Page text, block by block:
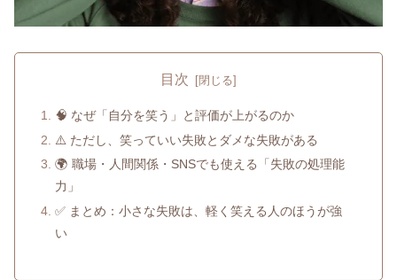
目次
🧠 なぜ「自分を笑う」と評価が上がるのか
⚠️ ただし、笑っていい失敗とダメな失敗がある
🌍 職場・人間関係・SNSでも使える「失敗の処理能
力」
✅ まとめ：小さな失敗は、軽く笑える人のほうが強
い